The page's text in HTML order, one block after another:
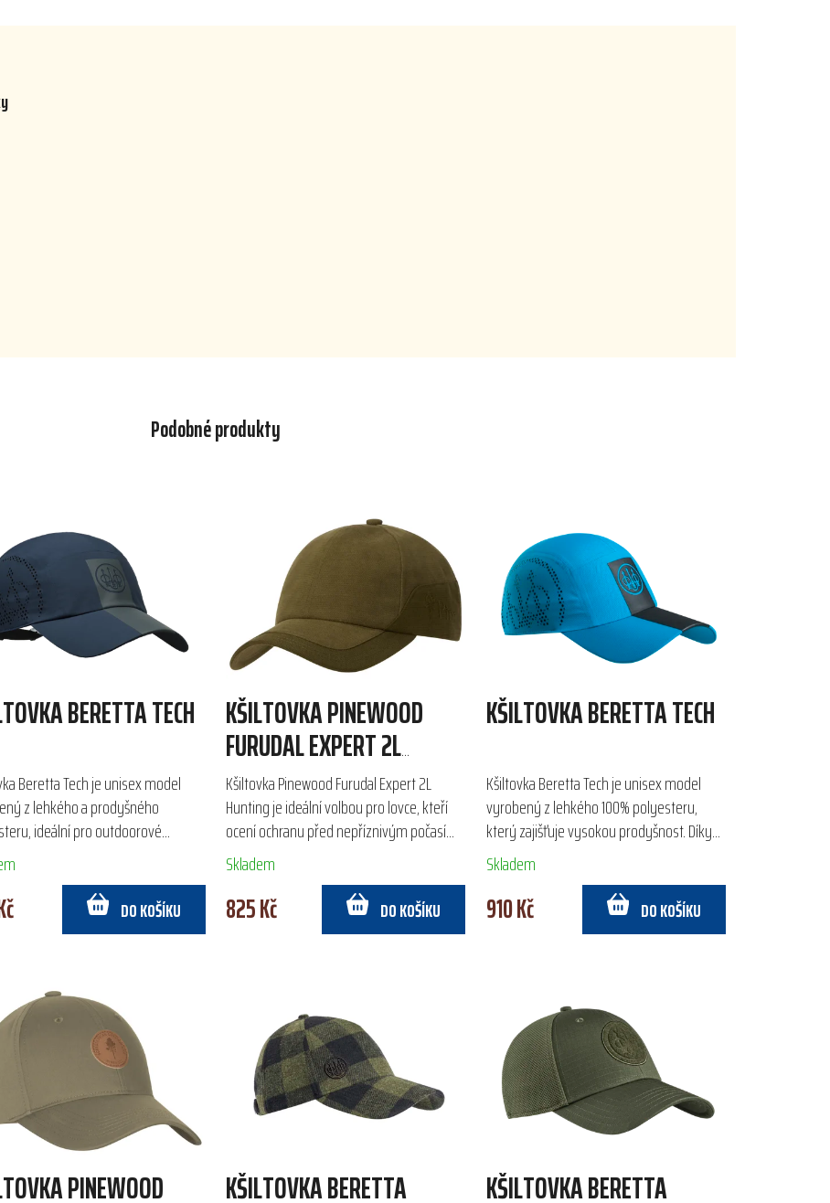
Podobné produkty
BERETTA TECH
Beretta Tech je unisex model
z lehkého a prodyšného
ideální pro outdoorové
Díky laserem vyřezávaným
a potnímu pásku zajišťuje...
DO KOŠÍKU
KŠILTOVKA PINEWOOD
FURUDAL EXPERT 2L
HUNTING
Kšiltovka Pinewood Furudal Expert 2L
Hunting je ideální volbou pro lovce, kteří
ocení ochranu před nepříznivým počasím.
Díky větru a voděodolné membráně a
dvouvrstvé laminaci...
Skladem
825 Kč DO KOŠÍKU
KŠILTOVKA BERETTA TECH
Kšiltovka Beretta Tech je unisex model
vyrobený z lehkého 100% polyesteru,
který zajišťuje vysokou prodyšnost. Díky
laserem vyřezávaným otvorům na
bočních panelech a vnitřnímu...
Skladem
910 Kč DO KOŠÍKU
PINEWOOD KŠILTOVKA BERETTA KŠILTOVKA BERETTA